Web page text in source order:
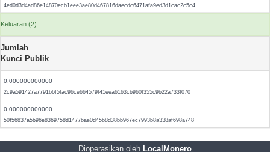
4ed0d3d4ad86e14870ecb1eee3ae80d467816daecdc6471afa9ed3d1cac2c5c4
Keluaran (2)
Jumlah
Kunci Publik
0.000000000000
2c9a591427a7791b6f5fac96ce664579f41eea6163cb960f355c9b22a733f070
0.000000000000
50f56837a5b96e8369758d1477bae0d45b8d38bb967ec7993b8a338af698a748
Dioperasikan oleh LocalMonero